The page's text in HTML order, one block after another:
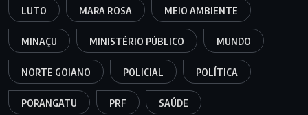
LUTO MARA ROSA MEIO AMBIENTE
MINAÇU MINISTÉRIO PÚBLICO MUNDO
NORTE GOIANO POLICIAL POLÍTICA
PORANGATU PRF SAÚDE